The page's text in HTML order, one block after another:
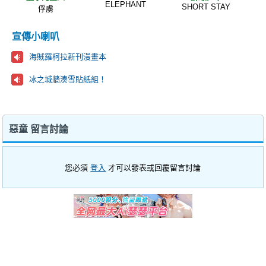
俘虜
ELEPHANT
SHORT STAY
宣傳小喇叭
海賊羅柯拉新刊漫畫本
冰之城牆湊雪貼紙組！
惡童 留言討論
您必須登入 才可以發表或回覆留言討論